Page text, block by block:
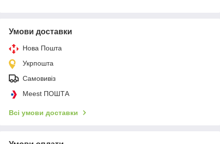
Умови доставки
Нова Пошта
Укрпошта
Самовивіз
Meest ПОШТА
Всі умови доставки